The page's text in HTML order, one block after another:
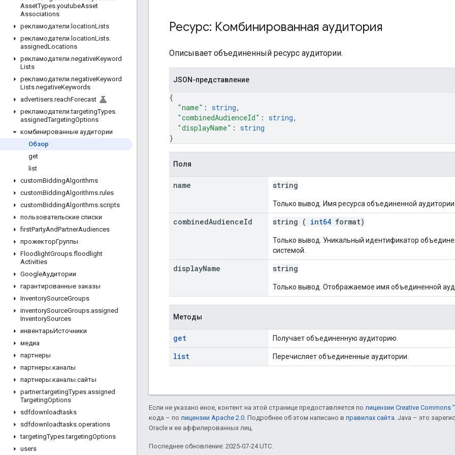
AssetTypes.youtubeAsset
Associations
рекламодатели. locationLists
рекламодатели. locationLists.
assignedLocations
рекламодатели.negativeKeyword
Lists
рекламодатели.negativeKeyword
Lists.negativeKeywords
advertisers.reachForecast
рекламодатели.targetingTypes.
assignedTargetingOptions
комбинированные аудитории
Обзор
get
list
customBiddingAlgorithms
customBiddingAlgorithms.rules
customBiddingAlgorithms.scripts
пользовательские списки
firstPartyAndPartnerAudiences
прожекторГруппы
FloodlightGroups.floodlight
Activities
GoogleАудитории
гарантированные заказы
InventorySourceGroups
inventorySourceGroups.assigned
InventorySources
инвентарьИсточники
медиа
партнеры
партнеры.каналы
партнеры.каналы.сайты
partner.targetingTypes.assigned
TargetingOptions
sdfdownloadtasks
sdfdownloadtasks.operations
targetingTypes.targetingOptions
users
Ресурс: Комбинированная аудитория
Описывает объединенный ресурс аудитории.
JSON-представление
{
"name" : string,
"combinedAudienceId" : string,
"displayName" : string
}
Поля
name string
Только вывод. Имя ресурса объединенной
combinedAudienceId string ( int64 format)
Только вывод. Уникальный идентификатор
системой.
displayName string
Только вывод. Отображаемое имя объединенной
Методы
get Получает объединенную аудиторию.
list Перечисляет объединенные аудитории.
Если не указано иное, контент на этой странице предоставляется по лицензии Creative
кода – по лицензии Apache 2.0 . Подробнее об этом написано в правилах сайта . Java – это
Oracle и ее аффилированных лиц.
Последнее обновление: 2025-07-24 UTC.